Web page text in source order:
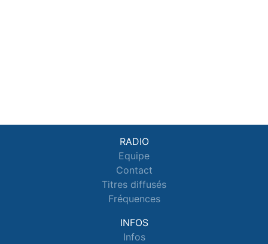
RADIO
Equipe
Contact
Titres diffusés
Fréquences
INFOS
Infos